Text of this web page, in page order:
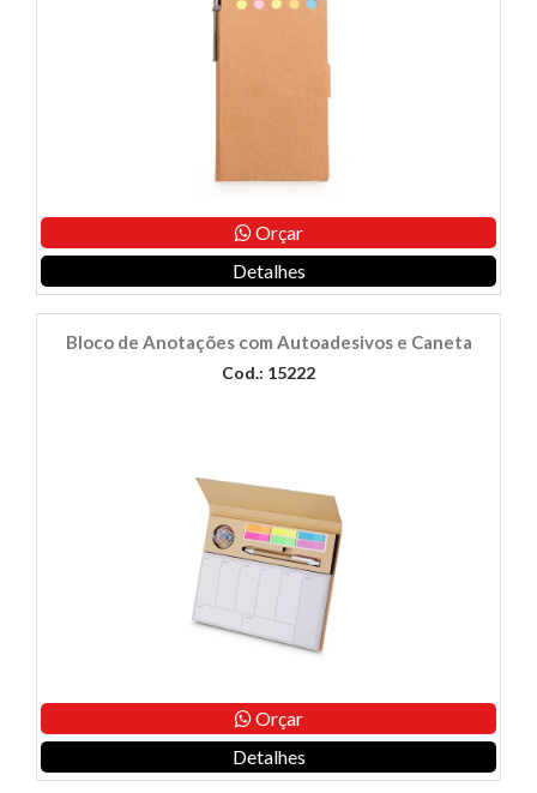
Orçar
Detalhes
Bloco de Anotações com Autoadesivos e Caneta
Cod.: 15222
Orçar
Detalhes